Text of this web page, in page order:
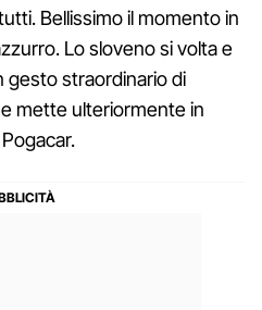
Bellissimo il momento in
Lo sloveno si volta e
gesto straordinario di
mette ulteriormente in